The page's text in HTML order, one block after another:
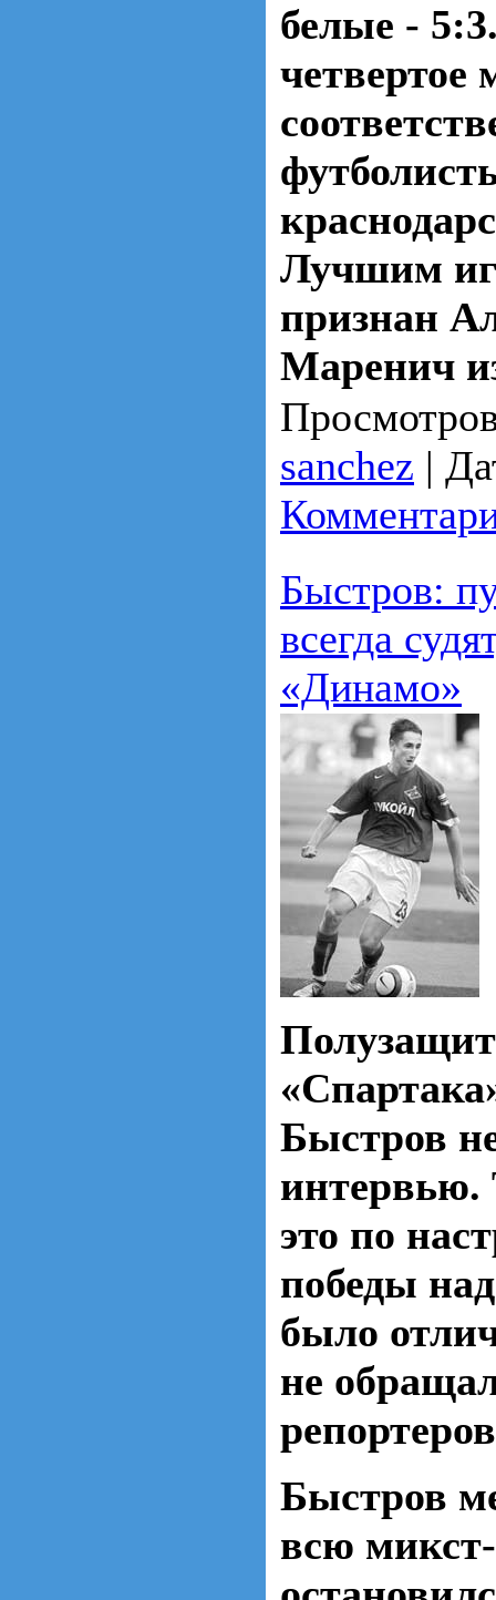
белые -
четвертое
Лучшим
признан
Маренич
sanchez |
Быстров:
всегда
«Динамо»
Быстров
интервью.
это по
победы
было
не
Быстров
всю